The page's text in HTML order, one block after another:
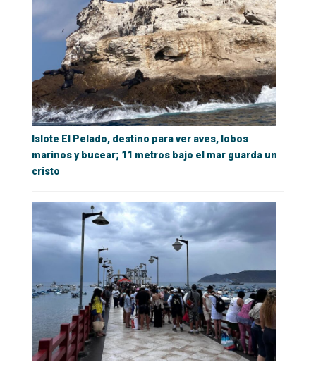
Islote El Pelado, destino para ver aves, lobos
marinos y bucear; 11 metros bajo el mar guarda un
cristo